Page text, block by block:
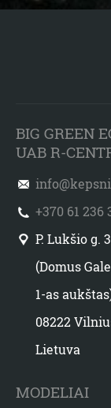
BIG GREEN
UAB R-
+370 61 236
P. Lukšio g.
(Domus
1-as
08222
Lietuva
MODELIAI